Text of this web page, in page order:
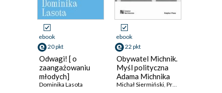
ebook
20 pkt
Odwagi! [ o
zaangażowaniu
młodych]
Dominika Lasota
ebook
22 pkt
Obywatel Michnik.
Myśl polityczna
Adama Michnika
Michał Siermiński Przemysław Witkowski